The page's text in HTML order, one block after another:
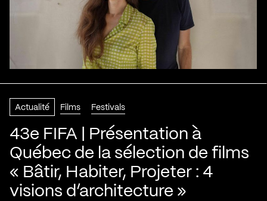
Actualité Films Festivals
43e FIFA | Présentation à
Québec de la sélection de films
« Bâtir, Habiter, Projeter : 4
visions d’architecture »